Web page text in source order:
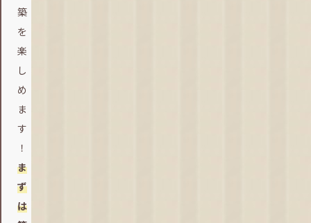
築
を
楽
し
め
ま
す
ま
ず
は